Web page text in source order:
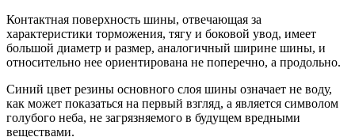
Контактная поверхность шины, отвечающая за
характеристики торможения, тягу и боковой увод, имеет
большой диаметр и размер, аналогичный ширине шины, и
относительно нее ориентирована не поперечно, а продольно.
Синий цвет резины основного слоя шины означает не воду,
как может показаться на первый взгляд, а является символом
голубого неба, не загрязняемого в будущем вредными
веществами.